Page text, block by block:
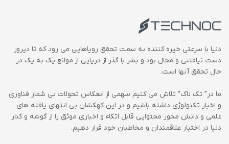
دنیا با سرعتی خیره کننده به سمت تحقق رویاهایی می رود که تا دیروز
دست نیافتنی و محال بود و بشر با گذر از دریایی از موانع یک به یک در
حال تحقق آنها است.
ما در” تک ناک” تلاش می کنیم سهمی از انعکاس تحولات بی شمار فناوری
و اخبار تکنولوژی داشته باشیم و در این کهکشان بی انتهای یافته های
علمی و دانش محور محتوایی قابل اتکاء و اخباری موثق را از گوشه و کنار
دنیا در اختیار علاقمندان و مخاطبان خود قرار دهیم.